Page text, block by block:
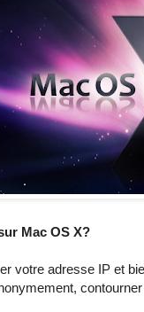
Mac OS X?
votre adresse IP et